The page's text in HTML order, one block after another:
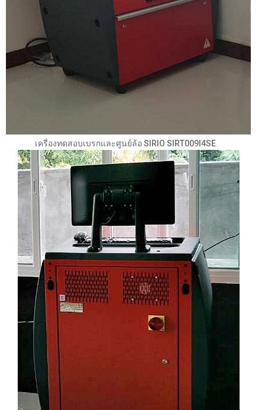
เครื่องทดสอบเบรกและศูนย์ล้อ SIRIO SIRT009l4SE